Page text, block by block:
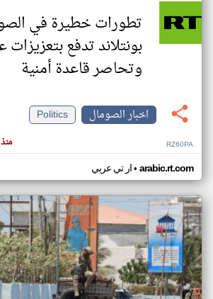
تطورات خطيرة في
بونتلاند تدفع
وتحاصر قاعدة أمنية
اخبار الصومال
Politics
منذ ٨ RZ60PA
ار تي عربي• arabic.rt.com